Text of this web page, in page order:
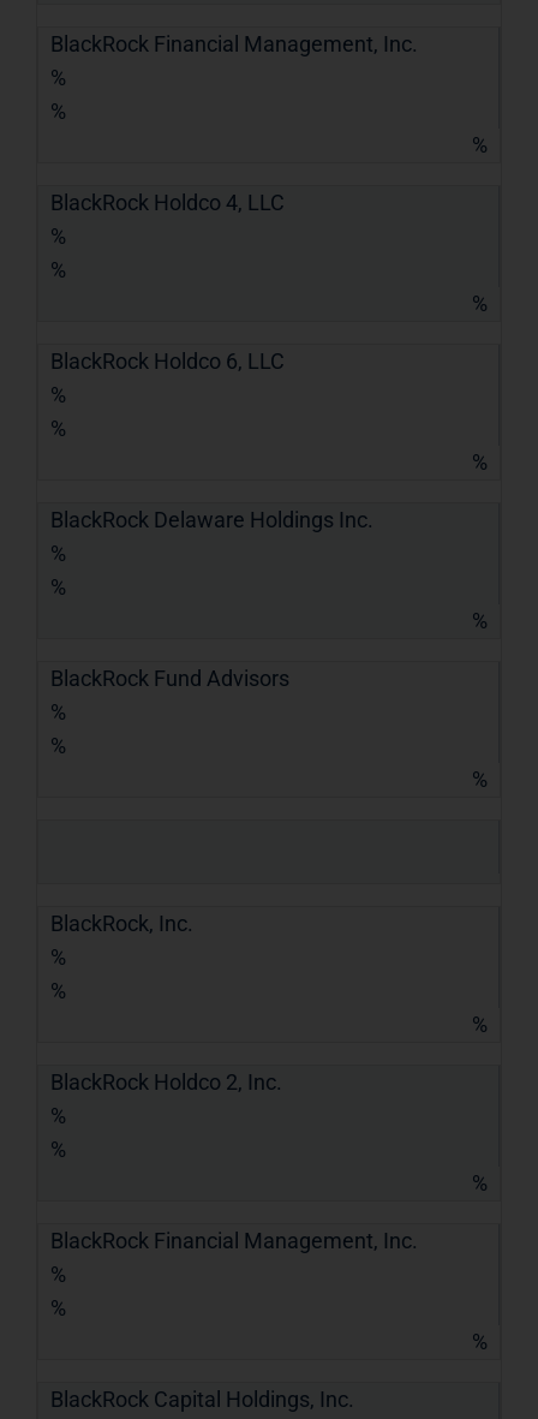
BlackRock Financial Management, Inc.
%
%
%
BlackRock Holdco 4, LLC
%
%
%
BlackRock Holdco 6, LLC
%
%
%
BlackRock Delaware Holdings Inc.
%
%
%
BlackRock Fund Advisors
%
%
%
BlackRock, Inc.
%
%
%
BlackRock Holdco 2, Inc.
%
%
%
BlackRock Financial Management, Inc.
%
%
%
BlackRock Capital Holdings, Inc.